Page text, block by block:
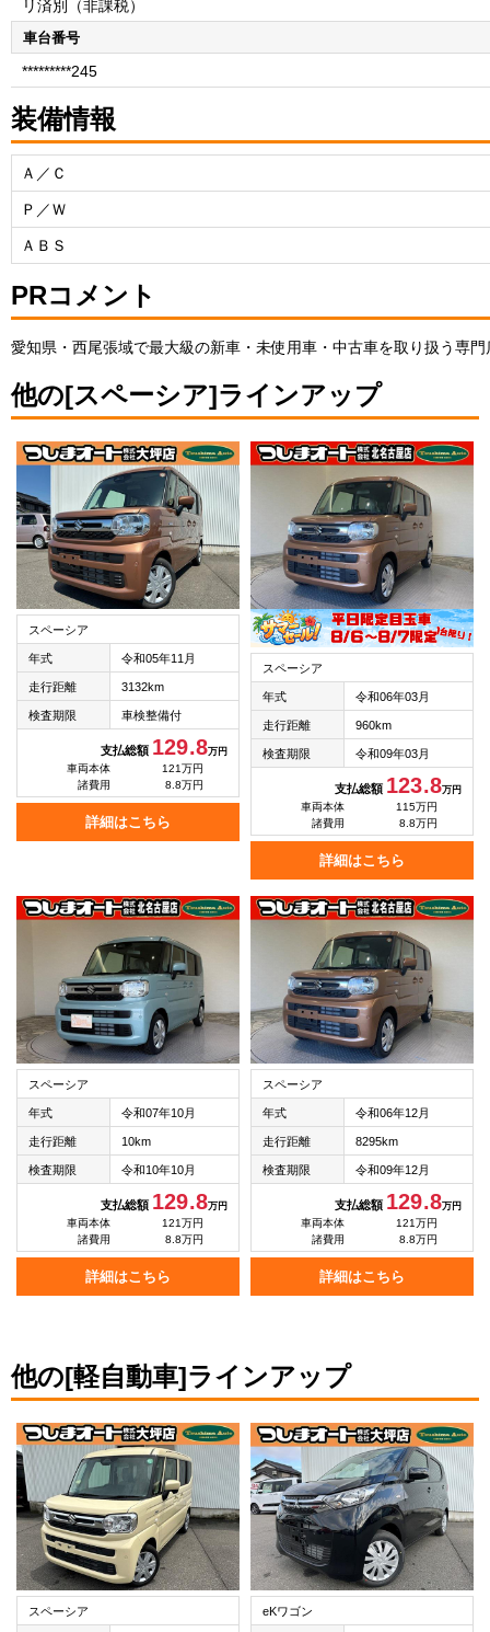
リ済別（非課税）
車台番号
*********245
装備情報
Ａ／Ｃ
Ｐ／Ｗ
ＡＢＳ
PRコメント
愛知県・西尾張域で最大級の新車・未使用車・中古車を取り扱う専
他の[スペーシア]ラインアップ
スペーシア
年式 令和05年11月
走行距離 3132km
検査期限 車検整備付
支払総額 129.8万円
車両本体
121万円
諸費用
8.8万円
詳細はこちら
スペーシア
年式 令和06年03月
走行距離 960km
検査期限 令和09年03月
支払総額 123.8万円
車両本体
115万円
諸費用
8.8万円
詳細はこちら
スペーシア
年式 令和07年10月
走行距離 10km
検査期限 令和10年10月
支払総額 129.8万円
車両本体
121万円
諸費用
8.8万円
詳細はこちら
スペーシア
年式 令和06年12月
走行距離 8295km
検査期限 令和09年12月
支払総額 129.8万円
車両本体
121万円
諸費用
8.8万円
詳細はこちら
他の[軽自動車]ラインアップ
スペーシア eKワゴン